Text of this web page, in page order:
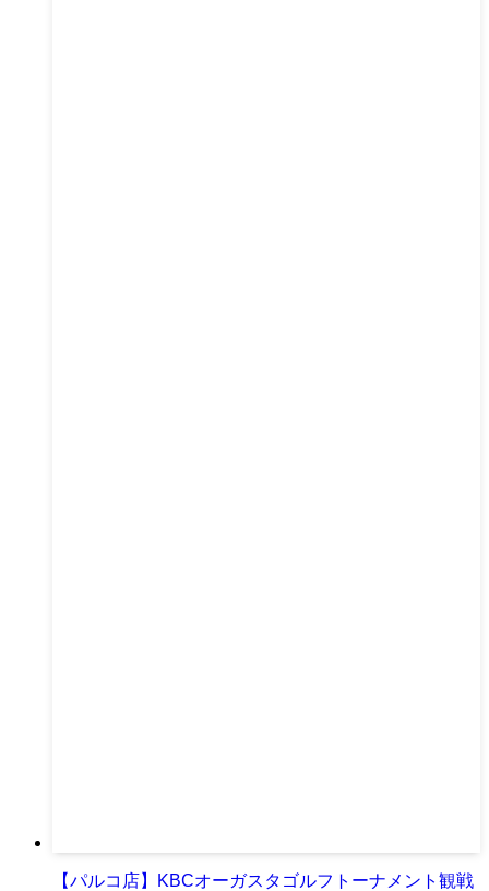
【パルコ店】KBCオーガスタゴルフトーナメント観戦